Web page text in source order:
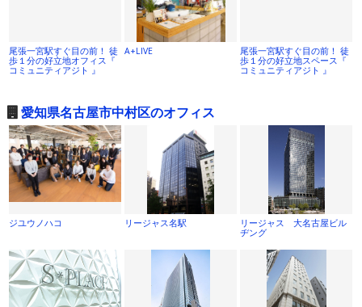
尾張一宮駅すぐ目の前！ 徒
歩１分の好立地オフィス『
コミュニティアジト 』
A+LIVE
尾張一宮駅すぐ目の前！ 徒
歩１分の好立地スペース『
コミュニティアジト 』
愛知県名古屋市中村区のオフィス
ジユウノハコ リージャス名駅
リージャス 大名古屋ビル
ヂング